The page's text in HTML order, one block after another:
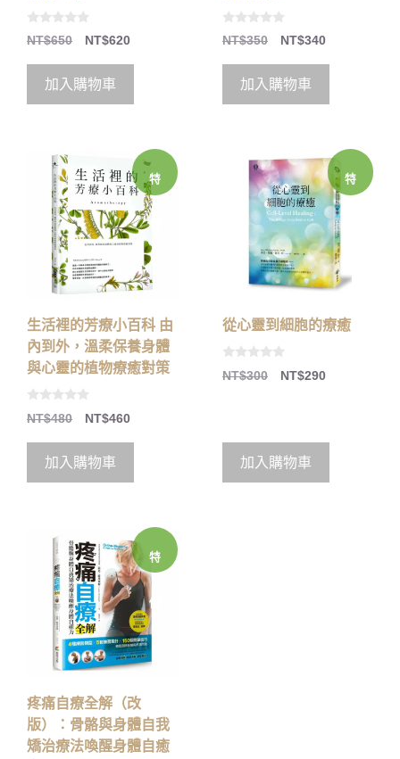
0
o
5
NT$650 NT$620
加入購物車
0
o
5
NT$350 NT$340
加入購物車
特
價
生活裡的芳療小百科 由
內到外，溫柔保養身體
與心靈的植物療癒對策
0
o
5
NT$480 NT$460
加入購物車
特
從心靈到細胞的療癒
0
o
NT$300 NT$290
加入購物車
特
價
疼痛自療全解（改
版）：骨骼與身體自我
矯治療法喚醒身體自癒